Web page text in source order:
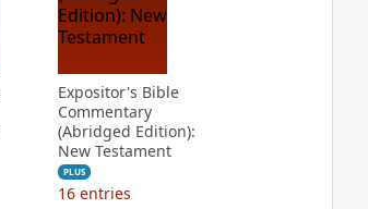
Expositor's Bible
Commentary
(Abridged Edition):
New Testament
PLUS
16 entries